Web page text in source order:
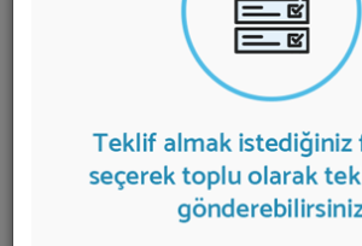
Çağrı Merkezi Hizmeti 2sunan
listelenmektedir.Çağrı Merkezi Hizmeti
için listeden seçim yapıp ya da "İlk 5
kısmından toplu olarak teklif
aktarabilirsiniz.